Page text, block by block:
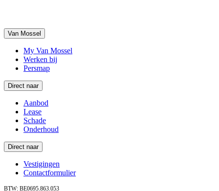
Van Mossel
My Van Mossel
Werken bij
Persmap
Direct naar
Aanbod
Lease
Schade
Onderhoud
Direct naar
Vestigingen
Contactformulier
BTW: BE0695.863.053